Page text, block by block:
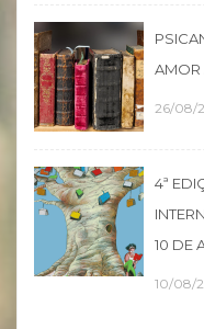
AMOR
26/08/
4ª
10 DE
10/08/